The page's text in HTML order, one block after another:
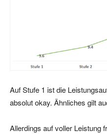
Auf Stufe 1 ist die
absolut okay. Ähnliches gilt
Allerdings auf voller Leistung